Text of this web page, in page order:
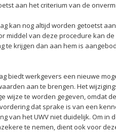
aan het criterium van de
kan nog altijd worden getoetst
middel van deze procedure kan
te krijgen dan aan hem is
biedt werkgevers een nieuwe
aan te brengen. Het
wijze te worden gegeven, omdat
dat sprake is van een
van het UWV niet duidelijk. Om in
te nemen, dient ook voor